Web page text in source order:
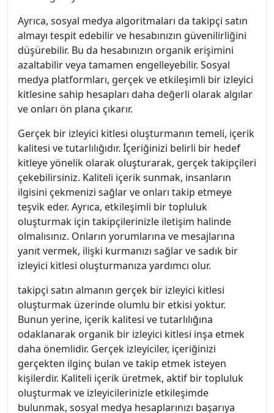
Ayrıca, sosyal medya algoritmaları da takipçi satın
almayı tespit edebilir ve hesabınızın güvenilirliğini
düşürebilir. Bu da hesabınızın organik erişimini
azaltabilir veya tamamen engelleyebilir. Sosyal
medya platformları, gerçek ve etkileşimli bir izleyici
kitlesine sahip hesapları daha değerli olarak algılar
ve onları ön plana çıkarır.
Gerçek bir izleyici kitlesi oluşturmanın temeli, içerik
kalitesi ve tutarlılığıdır. İçeriğinizi belirli bir hedef
kitleye yönelik olarak oluşturarak, gerçek takipçileri
çekebilirsiniz. Kaliteli içerik sunmak, insanların
ilgisini çekmenizi sağlar ve onları takip etmeye
teşvik eder. Ayrıca, etkileşimli bir topluluk
oluşturmak için takipçilerinizle iletişim halinde
olmalısınız. Onların yorumlarına ve mesajlarına
yanıt vermek, ilişki kurmanızı sağlar ve sadık bir
izleyici kitlesi oluşturmanıza yardımcı olur.
takipçi satın almanın gerçek bir izleyici kitlesi
oluşturmak üzerinde olumlu bir etkisi yoktur.
Bunun yerine, içerik kalitesi ve tutarlılığına
odaklanarak organik bir izleyici kitlesi inşa etmek
daha önemlidir. Gerçek izleyiciler, içeriğinizi
gerçekten ilginç bulan ve takip etmek isteyen
kişilerdir. Kaliteli içerik üretmek, aktif bir topluluk
oluşturmak ve izleyicilerinizle etkileşimde
bulunmak, sosyal medya hesaplarınızı başarıya